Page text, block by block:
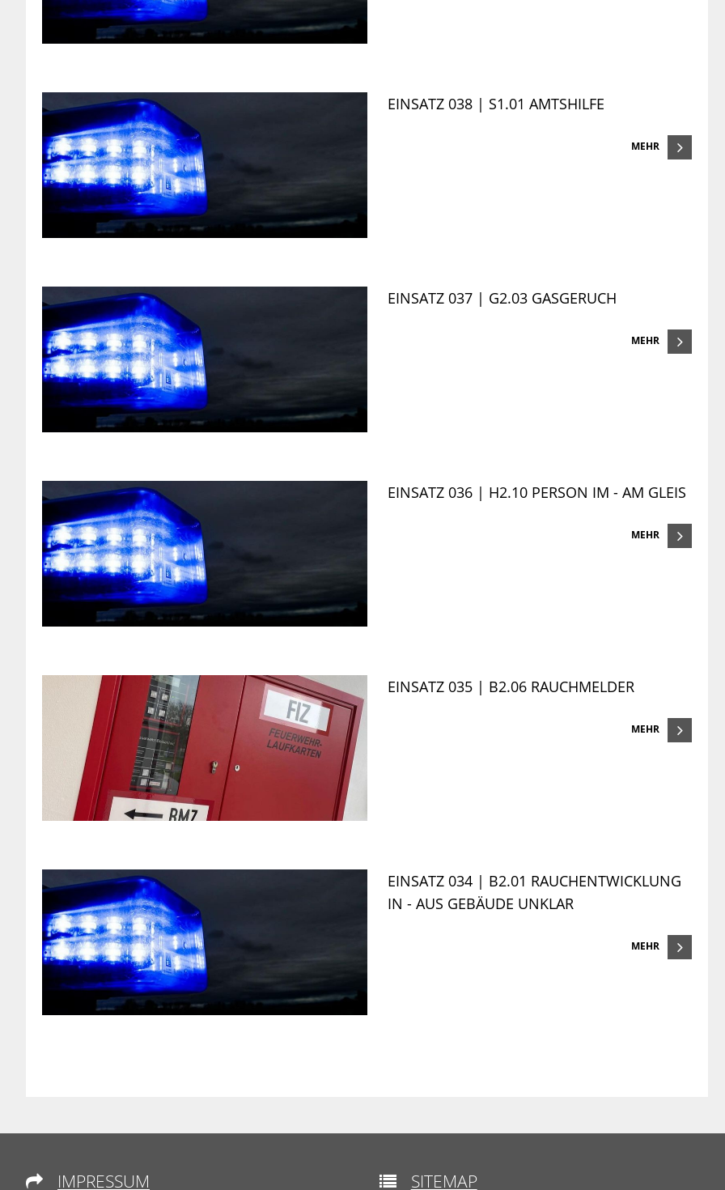
EINSATZ 038 | S1.01 AMTSHILFE
MEHR
EINSATZ 037 | G2.03 GASGERUCH
MEHR
EINSATZ 036 | H2.10 PERSON IM - AM GLEIS
MEHR
EINSATZ 035 | B2.06 RAUCHMELDER
MEHR
EINSATZ 034 | B2.01 RAUCHENTWICKLUNG
IN - AUS GEBÄUDE UNKLAR
MEHR
 IMPRESSUM  SITEMAP